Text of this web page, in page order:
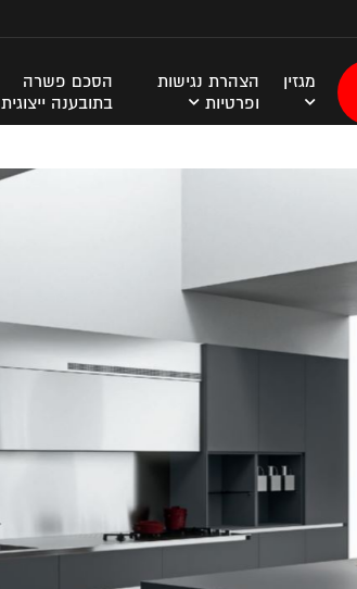
מגזין
הצהרת נגישות
ופרטיות
הסכם פשרה
בתובענה ייצוגית